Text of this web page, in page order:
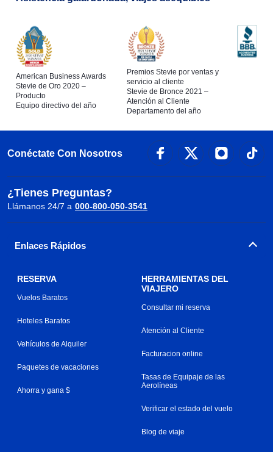
American Business Awards
Stevie de Oro 2020 –
Producto
Equipo directivo del año
Premios Stevie por ventas y
servicio al cliente
Stevie de Bronce 2021 –
Atención al Cliente
Departamento del año
Conéctate Con Nosotros
¿Tienes Preguntas?
Llámanos 24/7 a 000-800-050-3541
Enlaces Rápidos
RESERVA
Vuelos Baratos
Hoteles Baratos
Vehículos de Alquiler
Paquetes de vacaciones
Ahorra y gana $
HERRAMIENTAS DEL
VIAJERO
Consultar mi reserva
Atención al Cliente
Facturacion online
Tasas de Equipaje de las
Aerolíneas
Verificar el estado del vuelo
Blog de viaje